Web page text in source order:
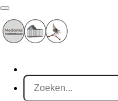
Ga
direct
naar
de